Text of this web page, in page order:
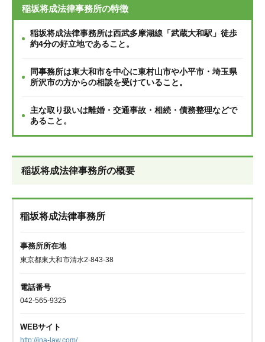
稲坂将成法律事務所の特徴
稲坂将成法律事務所は西武多摩湖線「武蔵大和駅」徒歩
約4分の好立地であること。
同事務所は東大和市を中心に東村山市や小平市・埼玉県
所沢市の方からの相談を受けていること。
主な取り扱いは離婚・交通事故・相続・債務整理などで
あること。
稲坂将成法律事務所の概要
稲坂将成法律事務所
事務所所在地
東京都東大和市清水2-843-38
電話番号
042-565-9325
WEBサイト
http://ina-law.com/